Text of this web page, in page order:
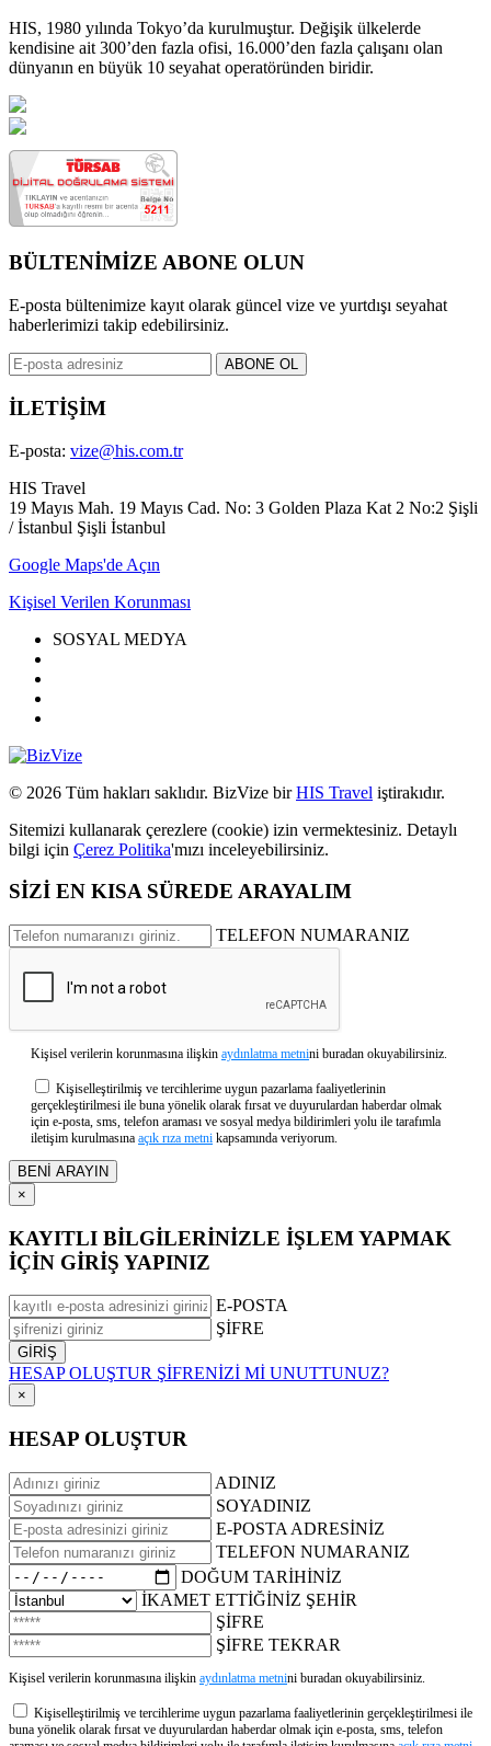
HIS, 1980 yılında Tokyo’da kurulmuştur. Değişik ülkelerde
kendisine ait 300’den fazla ofisi, 16.000’den fazla çalışanı olan
dünyanın en büyük 10 seyahat operatöründen biridir.
BÜLTENİMİZE ABONE OLUN
E-posta bültenimize kayıt olarak güncel vize ve yurtdışı seyahat
haberlerimizi takip edebilirsiniz.
İLETİŞİM
E-posta: vize@his.com.tr
HIS Travel
19 Mayıs Mah. 19 Mayıs Cad. No: 3 Golden Plaza Kat 2 No:2 Şişli
/ İstanbul Şişli İstanbul
Google Maps'de Açın
Kişisel Verilen Korunması
SOSYAL MEDYA
© 2026 Tüm hakları saklıdır. BizVize birHIS Travel iştirakıdır.
Sitemizi kullanarak çerezlere (cookie) izin vermektesiniz. Detaylı
bilgi için Çerez Politika'mızı inceleyebilirsiniz.
SİZİ EN KISA SÜREDE ARAYALIM
TELEFON NUMARANIZ
Kişisel verilerin korunmasına ilişkin aydınlatma metnini buradan okuyabilirsiniz.
Kişiselleştirilmiş ve tercihlerime uygun pazarlama faaliyetlerinin
gerçekleştirilmesi ile buna yönelik olarak fırsat ve duyurulardan haberdar olmak
için e-posta, sms, telefon araması ve sosyal medya bildirimleri yolu ile tarafımla
iletişim kurulmasına açık rıza metni kapsamında veriyorum.
×
KAYITLI BİLGİLERİNİZLE İŞLEM YAPMAK
İÇİN GİRİŞ YAPINIZ
E-POSTA
ŞİFRE
HESAP OLUŞTUR ŞİFRENİZİ Mİ UNUTTUNUZ?
×
HESAP OLUŞTUR
ADINIZ
SOYADINIZ
E-POSTA ADRESİNİZ
TELEFON NUMARANIZ
DOĞUM TARİHİNİZ
İKAMET ETTİĞİNİZ ŞEHİR
ŞİFRE
ŞİFRE TEKRAR
Kişisel verilerin korunmasına ilişkin aydınlatma metnini buradan okuyabilirsiniz.
Kişiselleştirilmiş ve tercihlerime uygun pazarlama faaliyetlerinin gerçekleştirilmesi ile
buna yönelik olarak fırsat ve duyurulardan haberdar olmak için e-posta, sms, telefon